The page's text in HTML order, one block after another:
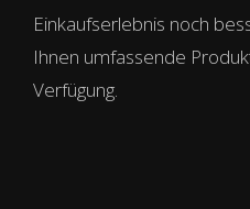
Einkaufserlebnis noch
Ihnen umfassende
Verfügung.